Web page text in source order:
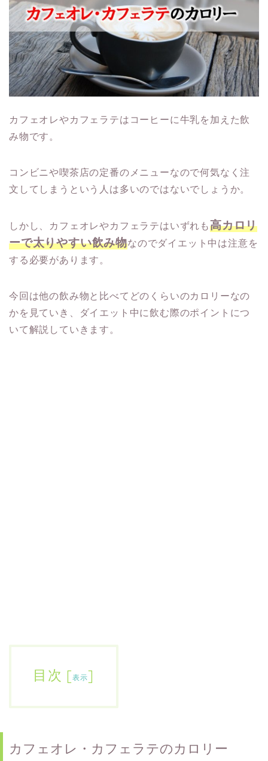
カフェオレやカフェラテはコーヒーに牛乳を加えた飲
み物です。
コンビニや喫茶店の定番のメニューなので何気なく注
文してしまうという人は多いのではないでしょうか。
しかし、カフェオレやカフェラテはいずれも高カロリ
ーで太りやすい飲み物なのでダイエット中は注意を
する必要があります。
今回は他の飲み物と比べてどのくらいのカロリーなの
かを見ていき、ダイエット中に飲む際のポイントにつ
いて解説していきます。
目次 [表示]
カフェオレ・カフェラテのカロリー